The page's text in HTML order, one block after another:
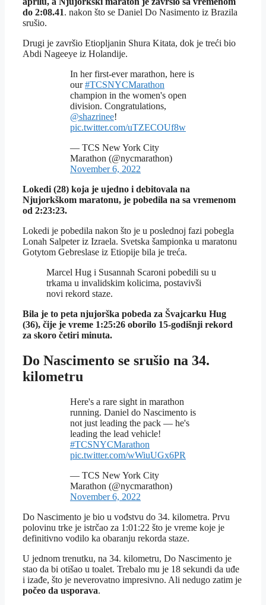
do 2:08.41. nakon što se Daniel Do Nasimento iz Brazila
srušio.
Drugi je završio Etiopljanin Shura Kitata, dok je treći bio
Abdi Nageeye iz Holandije.
In her first-ever marathon, here is
our#TCSNYCMarathon
champion in the women's open
division. Congratulations,
@shazrinee!
pic.twitter.com/uTZECOUf8w
— TCS New York City
Marathon (@nycmarathon)
November 6, 2022
Lokedi (28) koja je ujedno i debitovala na
Njujorkškom maratonu, je pobedila na sa vremenom
od 2:23:23.
Lokedi je pobedila nakon što je u poslednoj fazi pobegla
Lonah Salpeter iz Izraela. Svetska šampionka u maratonu
Gotytom Gebreslase iz Etiopije bila je treća.
Marcel Hug i Susannah Scaroni pobedili su u
trkama u invalidskim kolicima, postavivši
novi rekord staze.
Bila je to peta njujorška pobeda za Švajcarku Hug
(36), čije je vreme 1:25:26 oborilo 15-godišnji rekord
za skoro četiri minuta.
Do Nascimento se srušio na 34.
kilometru
Here's a rare sight in marathon
running. Daniel do Nascimento is
not just leading the pack — he's
leading the lead vehicle!
#TCSNYCMarathon
pic.twitter.com/wWiuUGx6PR
— TCS New York City
Marathon (@nycmarathon)
November 6, 2022
Do Nascimento je bio u vođstvu do 34. kilometra. Prvu
polovinu trke je istrčao za 1:01:22 što je vreme koje je
definitivno vodilo ka obaranju rekorda staze.
U jednom trenutku, na 34. kilometru, Do Nascimento je
stao da bi otišao u toalet. Trebalo mu je 18 sekundi da uđe
i izađe, što je neverovatno impresivno. Ali nedugo zatim je
počeo da usporava.